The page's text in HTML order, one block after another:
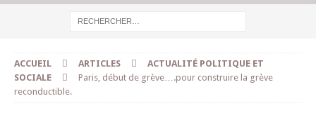
ACCUEIL ARTICLES
ACTUALITÉ POLITIQUE ET
SOCIALE
Paris, début de grève….pour construire la grève
reconductible.